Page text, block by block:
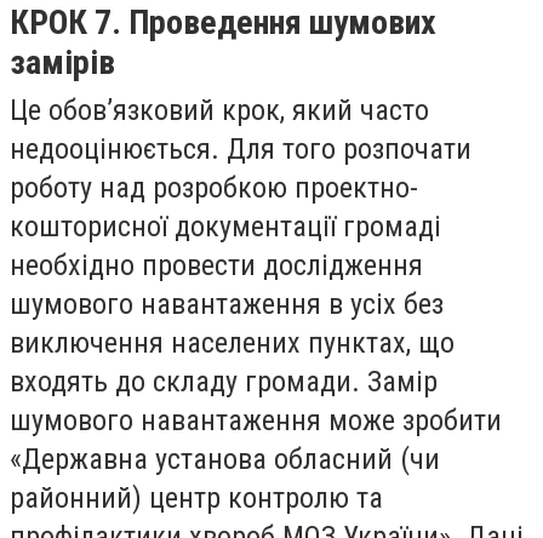
КРОК 7. Проведення шумових
замірів
Це обов’язковий крок, який часто
недооцінюється. Для того розпочати
роботу над розробкою проектно-
кошторисної документації громаді
необхідно провести дослідження
шумового навантаження в усіх без
виключення населених пунктах, що
входять до складу громади. Замір
шумового навантаження може зробити
«Державна установа обласний (чи
районний) центр контролю та